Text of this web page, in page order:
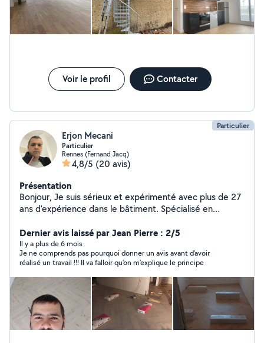
Voir le profil Contacter
Particulier
Erjon Mecani
Particulier
Rennes (Fernand Jacq)
4,8/5 (20 avis)
Présentation
Bonjour, Je suis sérieux et expérimenté avec plus de 27
ans d'expérience dans le bâtiment. Spécialisé en
peinture. Je réalise un travail propre, soigné et de
qualité. Titulaire d'un diplôme dans le bâtiment obtenu
en Albanie. Disponible rapidement sur Rennes et
alentours. Cordialement, Erjon
Dernier avis laissé par Jean Pierre : 2/5
Il y a plus de 6 mois
Je ne comprends pas pourquoi donner un avis avant d’avoir
réalisé un travail !!! Il va falloir qu’on m’explique le principe